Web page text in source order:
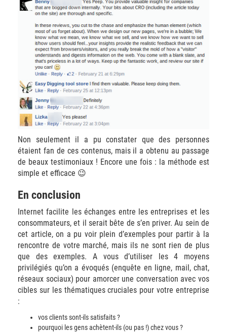
Non seulement il a pu constater que des personnes
étaient fan de ces contenus, mais il a obtenu au passage
de beaux testimoniaux ! Encore une fois : la méthode est
simple et efficace 😉
En conclusion
Internet facilite les échanges entre les entreprises et les
consommateurs, et il serait bête de s’en priver. Au sein de
cet article, on a pu voir plein d’exemples pour partir à la
rencontre de votre marché, mais ils ne sont rien de plus
que des exemples. A vous d’utiliser les 4 moyens
privilégiés qu’on a évoqués (enquête en ligne, mail, chat,
réseaux sociaux) pour amorcer une conversation avec vos
cibles sur les thématiques cruciales pour votre entreprise
:
vos clients sont-ils satisfaits ?
pourquoi les gens achètent-ils (ou pas !) chez vous ?